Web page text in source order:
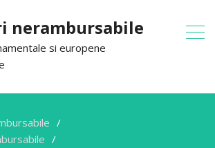
nerambursabile
si europene